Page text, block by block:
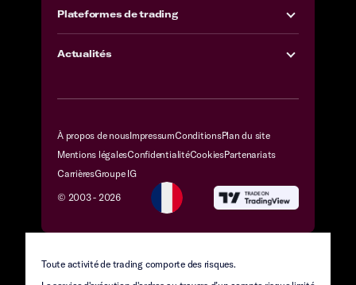
Plateformes de trading
Actualités
À propos de nousImpressumConditionsPlan du site
Mentions légalesConfidentialitéCookiesPartenariats
CarrièresGroupe IG
© 2003 - 2026
Toute activité de trading comporte des risques.